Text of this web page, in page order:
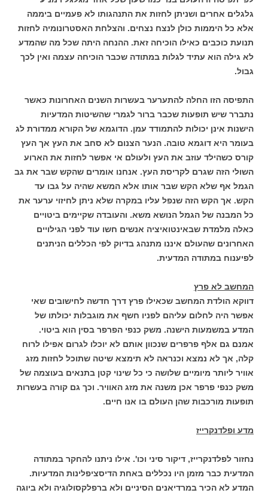
גלגלים אחרים ושניתן לחזות את התנהגותו לא פעמיים ביממה
אלא כל היממות כולן לנצח נצחים. והצלחת האסטרונומיה לחזות
תנועת כוכבים כאילו הוכיחה זאת. ההנחה היתה שכל מה שהמדע
לא גילה הוא עתיד לגלות במתודה שכבר הוכיחה עצמה ואין לכך
גבול.
התפיסה הזו החלה להתערער בעשרות השנים האחרונות כאשר
נתברר שיש תופעות שכבר ברור לגמרי שהשיטות המדעיות
הישנות אינן יכולות להתמודד עמן. הדוגמא של הקורא ממדורת לג
בעומר היא דוגמא טובה. הנער הצנום לא סחב את העץ אך העץ
קורס כשהילד עוזב את העץ ולעולם אי אפשר לחזות את הארוע
השולי הזה שגרם לקריסת העץ. אנחנו אומרים שהקש שבר את גב
הגמל אף שלא הקש שבר אותו אלא המשא שהיה על גבו עד
הקש. אך הקש הזה שנפל עליו במקרה שלא ניתן לחיזוי ערער את
כל המבנה של הגמל הנושא משא. והעובדה שקיימים ביטויים
כאלה מלמדת שבאינטואיציה אנשים חשו עוד לפני הגילויים
האחרונים שהעולם איננו מתנהג בדיוק לפי הכללים הניתנים
לפיענוח במתודה המדעית.
המחשב לא פרץ
דווקא הולדת המחשב שכאילו פרץ דרך חדשה לחישובים שאי
אפשר היה לחלום עליהם לפניו חשף את מוגבלות יכולתו של
המדע במשמעות הישנה. משק כנפי הפרפר בסין הוא ביטוי.
אמנם גם אלף פרפרים שנכוון אותם לא יוכלו לגרום אפילו לרוח
קלה, אך לא נמצא וכנראה לא תימצא שיטה שתוכל לחזות מזג
אוויר ליותר מיומיים שלושה כי כל שינוי קטן בתנאים בעוצמה של
משק כנפי פרפר אכן משנה את מזג האוויר. וכך גם קורה בעשרות
תופעות מורכבות שהן העולם בו אנו חיים.
מדע ופלדנקרייז
נחזור לפלדנקרייז, דיקור סיני וכו'. אילו ניתנו להחקר במתודה
המדעית כבר מזמן היו נכללים באחת הדיסציפלינות המדעיות.
המדע לא הכיר במרדיאנים הסיניים ולא ברפלקסולוגיה ולא ביוגה